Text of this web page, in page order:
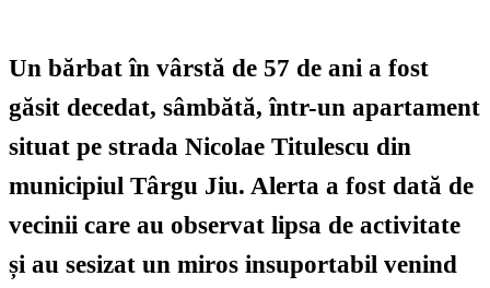
Un bărbat în vârstă de 57 de ani a fost
găsit decedat, sâmbătă, într-un apartament
situat pe strada Nicolae Titulescu din
municipiul Târgu Jiu. Alerta a fost dată de
vecinii care au observat lipsa de activitate
și au sesizat un miros insuportabil venind